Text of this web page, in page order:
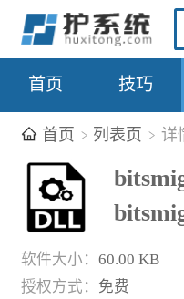
首页 技巧
首页 列表页 详
软件大小：60.00 KB
授权方式： 免费